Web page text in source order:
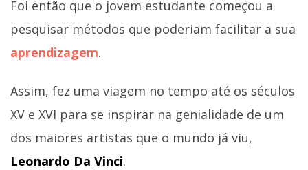
Foi então que o jovem estudante começou a
pesquisar métodos que poderiam facilitar a sua
aprendizagem.
Assim, fez uma viagem no tempo até os séculos
XV e XVI para se inspirar na genialidade de um
dos maiores artistas que o mundo já viu,
Leonardo Da Vinci.